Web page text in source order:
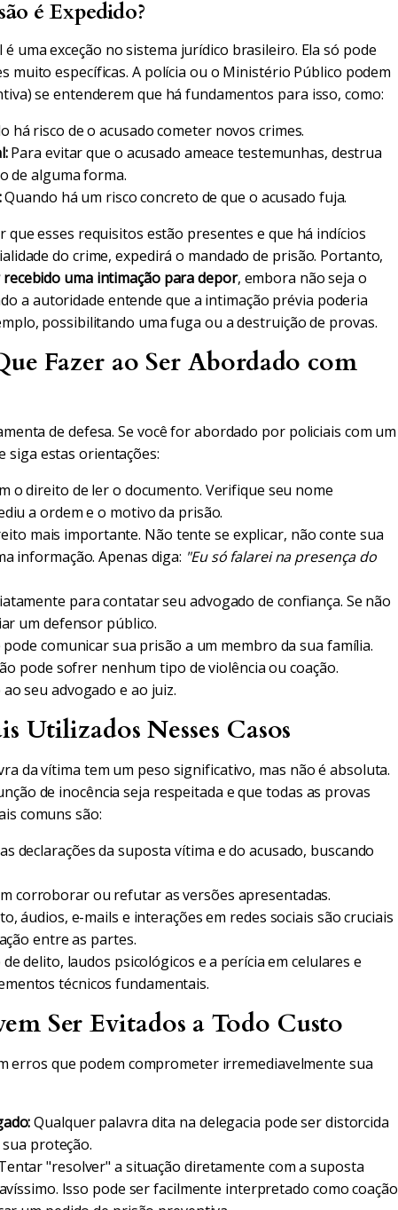
é Expedido?
uma exceção no sistema jurídico brasileiro. Ela só pode
muito específicas. A polícia ou o Ministério Público podem
se entenderem que há fundamentos para isso, como:
há risco de o acusado cometer novos crimes.
Para evitar que o acusado ameace testemunhas, destrua
de alguma forma.
Quando há um risco concreto de que o acusado fuja.
que esses requisitos estão presentes e que há indícios
do crime, expedirá o mandado de prisão. Portanto,
uma intimação para depor, embora não seja o
a autoridade entende que a intimação prévia poderia
possibilitando uma fuga ou a destruição de provas.
Fazer ao Ser Abordado com
de defesa. Se você for abordado por policiais com um
siga estas orientações:
o direito de ler o documento. Verifique seu nome
a ordem e o motivo da prisão.
mais importante. Não tente se explicar, não conte sua
informação. Apenas diga: "Eu só falarei na presença do
para contatar seu advogado de confiança. Se não
um defensor público.
pode comunicar sua prisão a um membro da sua família.
pode sofrer nenhum tipo de violência ou coação.
seu advogado e ao juiz.
Utilizados Nesses Casos
da vítima tem um peso significativo, mas não é absoluta.
de inocência seja respeitada e que todas as provas
comuns são:
declarações da suposta vítima e do acusado, buscando
corroborar ou refutar as versões apresentadas.
áudios, e-mails e interações em redes sociais são cruciais
entre as partes.
de delito, laudos psicológicos e a perícia em celulares e
técnicos fundamentais.
Ser Evitados a Todo Custo
erros que podem comprometer irremediavelmente sua
Qualquer palavra dita na delegacia pode ser distorcida
proteção.
"resolver" a situação diretamente com a suposta
Isso pode ser facilmente interpretado como coação